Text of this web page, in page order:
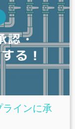
ラインに承